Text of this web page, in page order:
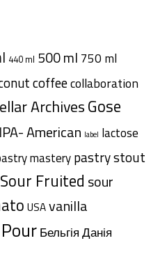
440 ml 500 ml 750 ml
coffeecollaboration
ArchivesGose
IPA- American label lactose
masterypastry stout
Sour Fruited sour
USAvanilla
БельгіяДанія